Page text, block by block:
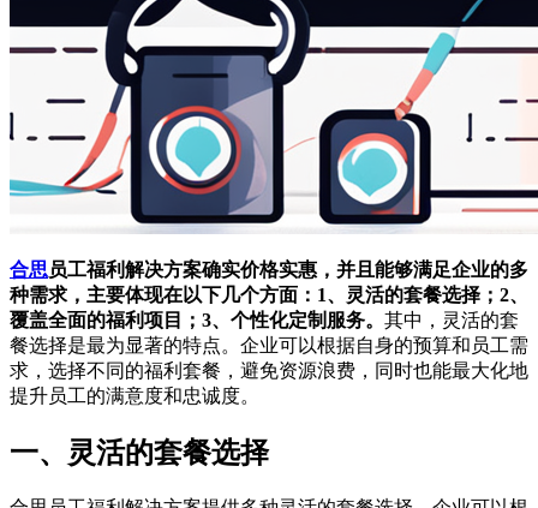
合思员工福利解决方案确实价格实惠，并且能够满足企业的多
种需求，主要体现在以下几个方面：1、灵活的套餐选择；2、
覆盖全面的福利项目；3、个性化定制服务。 其中，灵活的套
餐选择是最为显著的特点。企业可以根据自身的预算和员工需
求，选择不同的福利套餐，避免资源浪费，同时也能最大化地
提升员工的满意度和忠诚度。
一、灵活的套餐选择